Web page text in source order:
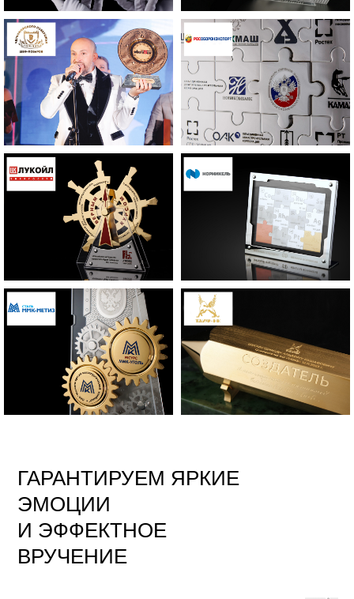
ГАРАНТИРУЕМ ЯРКИЕ
ЭМОЦИИ
И ЭФФЕКТНОЕ
ВРУЧЕНИЕ